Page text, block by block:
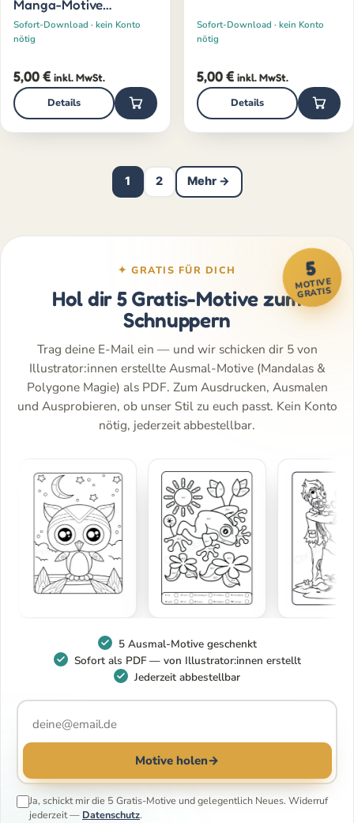
Manga-Motive
(jüngere)
Sofort-Download · kein Konto
nötig
5,00€ inkl. MwSt.
Details
Sofort-Download · kein Konto
nötig
5,00€ inkl. MwSt.
Details
1 2 Mehr →
5
MOTIVE
GRATIS
✦ GRATIS FÜR DICH
Hol dir 5 Gratis-Motive zum
Schnuppern
Trag deine E-Mail ein — und wir schicken dir 5 von
Illustrator:innen erstellte Ausmal-Motive (Mandalas &
Polygone Magie) als PDF. Zum Ausdrucken, Ausmalen
und Ausprobieren, ob unser Stil zu euch passt. Kein Konto
nötig, jederzeit abbestellbar.
5 Ausmal-Motive geschenkt
Sofort als PDF — von Illustrator:innen erstellt
Jederzeit abbestellbar
Motive holen→
Ja, schickt mir die 5 Gratis-Motive und gelegentlich Neues. Widerruf
jederzeit — Datenschutz.